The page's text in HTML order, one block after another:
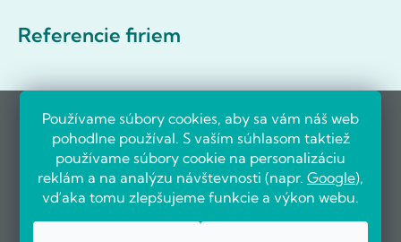
Používame súbory cookies, aby sa vám náš web
pohodlne používal. S vaším súhlasom taktiež
používame súbory cookie na personalizáciu
reklám a na analýzu návštevnosti (napr. Google),
vďaka tomu zlepšujeme funkcie a výkon webu.
Referencie firiem